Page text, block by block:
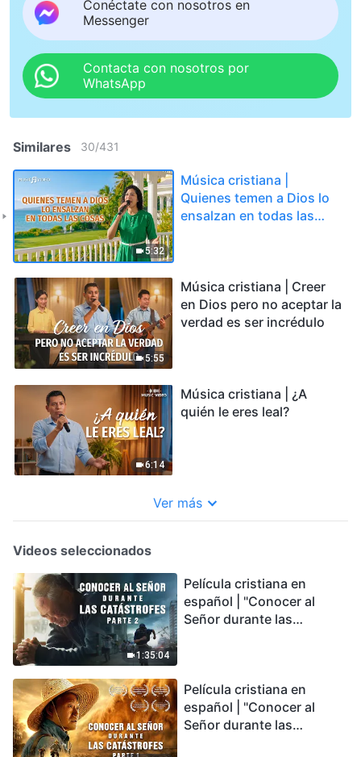
Conéctate con nosotros en
Messenger
Contacta con nosotros por
WhatsApp
Similares 30/431
5:32
Música cristiana |
Quienes temen a Dios lo
ensalzan en todas las
5:55
Música cristiana | Creer
en Dios pero no aceptar la
verdad es ser incrédulo
6:14
Música cristiana | ¿A
quién le eres leal?
Ver más
Videos seleccionados
1:35:04
Película cristiana en
español | "Conocer al
Señor durante las
podemos sobrevivir?
Película cristiana en
español | "Conocer al
Señor durante las